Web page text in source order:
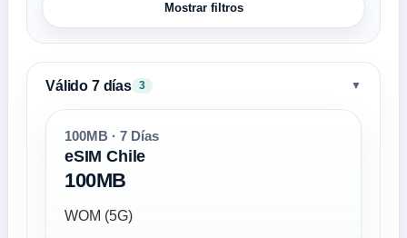
Mostrar filtros
Válido 7 días 3 ▼
100MB · 7 Días
eSIM Chile
100MB
WOM (5G)